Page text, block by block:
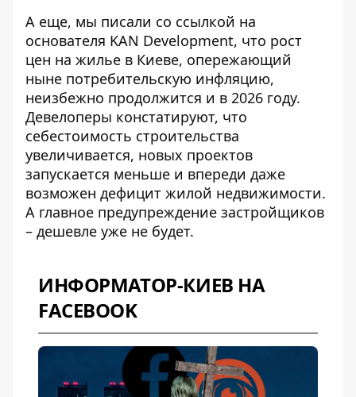
А еще, мы писали со ссылкой на
основателя KAN Development, что рост
цен на жилье в Киеве, опережающий
ныне потребительскую инфляцию,
неизбежно продолжится и в 2026 году.
Девелоперы констатируют, что
себестоимость строительства
увеличивается, новых проектов
запускается меньше и впереди даже
возможен дефицит жилой недвижимости.
А главное предупреждение застройщиков
– дешевле уже не будет.
ИНФОРМАТОР-КИЕВ НА
FACEBOOK